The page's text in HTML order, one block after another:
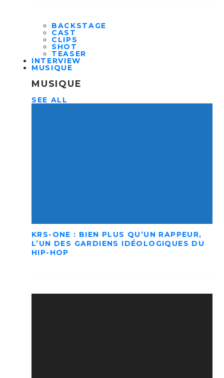
BACKSTAGE
CAST
CLIPS
SHOT
TEASER
INTERVIEW
MUSIQUE
MUSIQUE
SEE ALL
KRS-ONE : BIEN PLUS QU’UN RAPPEUR,
L’UN DES GARDIENS IDÉOLOGIQUES DU
HIP-HOP